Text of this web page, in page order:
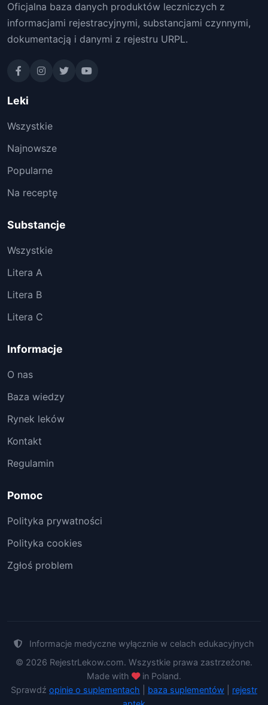
Oficjalna baza danych produktów leczniczych z
informacjami rejestracyjnymi, substancjami czynnymi,
dokumentacją i danymi z rejestru URPL.
Leki
Wszystkie
Najnowsze
Popularne
Na receptę
Substancje
Wszystkie
Litera A
Litera B
Litera C
Informacje
O nas
Baza wiedzy
Rynek leków
Kontakt
Regulamin
Pomoc
Polityka prywatności
Polityka cookies
Zgłoś problem
Informacje medyczne wyłącznie w celach edukacyjnych
© 2026 RejestrLekow.com. Wszystkie prawa zastrzeżone.
Made with
in Poland.
Sprawdź opinie o suplementach baza suplementów
rejestr